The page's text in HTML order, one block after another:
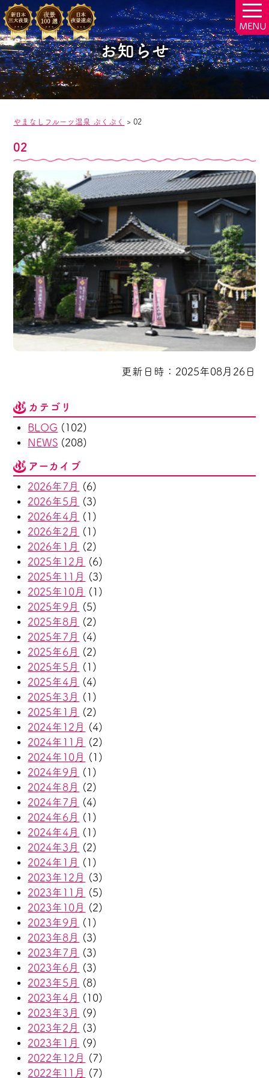
お知らせ
やまなしフルーツ温泉 ぷくぷく >02
02
更新日時：2025年08月26日
カテゴリ
BLOG (102)
NEWS (208)
アーカイブ
2026年7月
(6)
2026年5月
(3)
2026年4月
(1)
2026年2月
(1)
2026年1月
(2)
2025年12月
(6)
2025年11月
(3)
2025年10月
(1)
2025年9月
(5)
2025年8月
(2)
2025年7月
(4)
2025年6月
(2)
2025年5月
(1)
2025年4月
(4)
2025年3月
(1)
2025年1月
(2)
2024年12月
(4)
2024年11月
(2)
2024年10月
(1)
2024年9月
(1)
2024年8月
(2)
2024年7月
(4)
2024年6月
(1)
2024年4月
(1)
2024年3月
(2)
2024年1月
(1)
2023年12月
(3)
2023年11月
(5)
2023年10月
(2)
2023年9月
(1)
2023年8月
(3)
2023年7月
(3)
2023年6月
(3)
2023年5月
(8)
2023年4月
(10)
2023年3月
(9)
2023年2月
(3)
2023年1月
(9)
2022年12月
(7)
2022年11月
(7)